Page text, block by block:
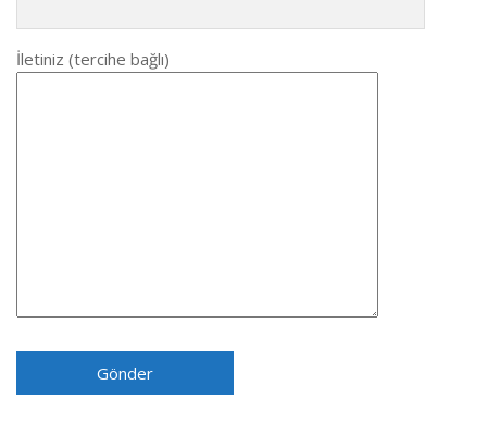
İletiniz (tercihe bağlı)